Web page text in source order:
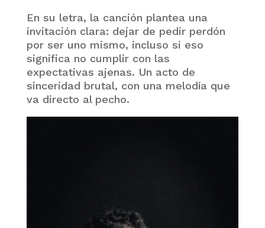
En su letra, la canción plantea una
invitación clara: dejar de pedir perdón
por ser uno mismo, incluso si eso
significa no cumplir con las
expectativas ajenas. Un acto de
sinceridad brutal, con una melodía que
va directo al pecho.